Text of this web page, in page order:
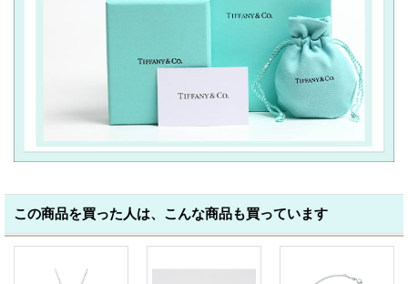
この商品を買った人は、こんな商品も買っています